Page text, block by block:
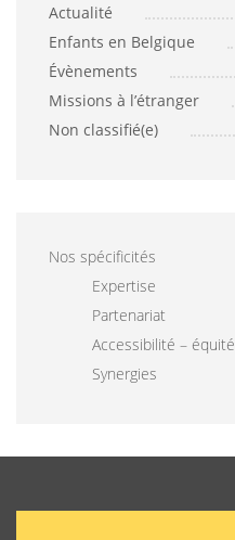
Actualité
Enfants en Belgique
Évènements
Missions à l’étranger
Non classifié(e)
Nos spécificités
Expertise
Partenariat
Accessibilité – équité
Synergies